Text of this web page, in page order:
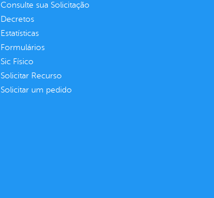
Consulte sua Solicitação
Decretos
Estatísticas
Formulários
Sic Físico
Solicitar Recurso
Solicitar um pedido